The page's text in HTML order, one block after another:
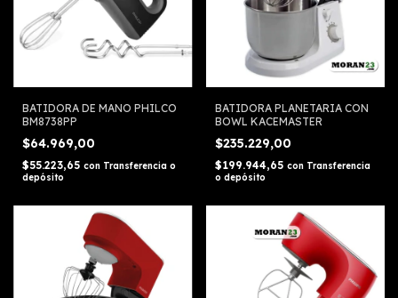
BATIDORA DE MANO PHILCO
BM8738PP
$64.969,00
$55.223,65 con Transferencia o
depósito
BATIDORA PLANETARIA CON
BOWL KACEMASTER
$235.229,00
$199.944,65 con Transferencia
o depósito